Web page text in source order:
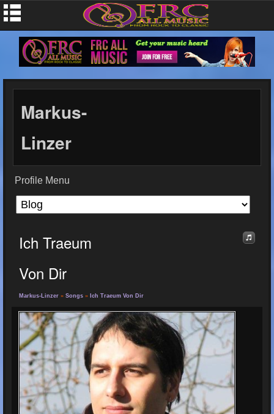
Markus-
Linzer
Profile Menu
Ich Traeum
Von Dir
Markus-Linzer » Songs » Ich Traeum Von Dir